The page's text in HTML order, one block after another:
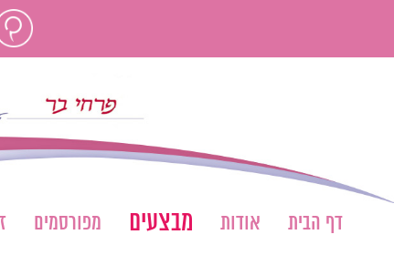
דף הבית אודות מבצעים מפורסמים